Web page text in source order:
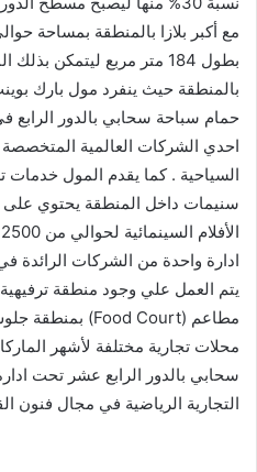
بطول 184 متر مربع
بالمنطقة حيث ينفرد مول بارك
حمام سباحة سحابي بالدور
احدي الشركات العالمية المتخصصة
السياحية . كما يقدم المول خدمات
ادارة واحدة من الشركات الرائدة
محلات تجارية مختلفة لأشهر
سحابي بالدور الرابع عشر تحت
التجارية الرياضية في مجال فنون